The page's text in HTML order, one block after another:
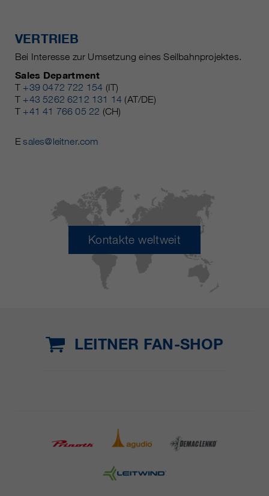
VERTRIEB
Bei Interesse zur Umsetzung eines Seilbahnprojektes.
Sales Department
T +39 0472 722 154 (IT)
T +43 5262 6212 131 14 (AT/DE)
T +41 41 766 05 22 (CH)
Esales@leitner.com
Kontakte weltweit
LEITNER FAN-SHOP